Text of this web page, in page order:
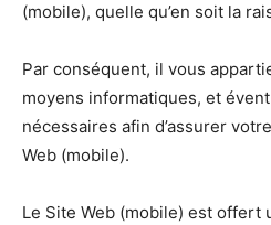
(mobile), quelle qu’en soit la
Par conséquent, il vous
moyens informatiques, et
nécessaires afin d’assurer
Web (mobile).
Le Site Web (mobile) est offert